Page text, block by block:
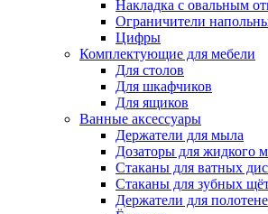
Накладка с овальным
Ограничители
Цифры
Комплектующие для мебели
Для столов
Для шкафчиков
Для ящиков
Ванные аксессуары
Держатели для мыла
Дозаторы для жидкого
Стаканы для ватных
Стаканы для зубных
Держатели для